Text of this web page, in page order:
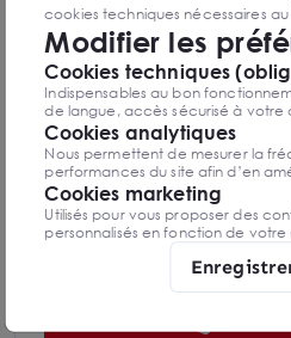
Diagnostics GES en cours
Emmanuelle
Montpellier
cookies techniques nécessaires
seront déposés. Pour plus
«Protection des
personnel ».Lorsque vous
peut être amenée à déposer des
possibilité de désactiver les
valables que sur le navigateur que
Modifier les
Cookies techniques
Indispensables au bon
de langue, accès sécurisé à votre
Cookies analytiques
Nous permettent de mesurer la
performances du site afin d’en
Cookies marketing
Utilisés pour vous proposer des
personnalisés en fonction de